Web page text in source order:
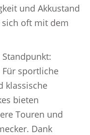
und Akkustand
oft mit dem
Für sportliche
klassische
bieten
Touren und
Dank